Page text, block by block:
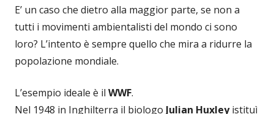
E’ un caso che dietro alla maggior parte, se non a
tutti i movimenti ambientalisti del mondo ci sono
loro? L’intento è sempre quello che mira a ridurre la
popolazione mondiale.
L’esempio ideale è il WWF.
Nel 1948 in Inghilterra il biologo Julian Huxleyistituì